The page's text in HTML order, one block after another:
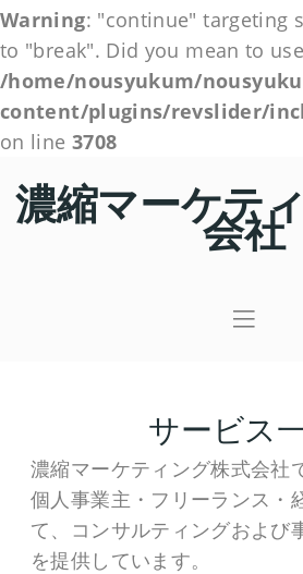
Warning: "continue" targeting
to "break". Did you mean to
/home/nousyukum/
content/plugins/revslider/
on line 3708
濃縮マーケテ
会社
サービス
濃縮マーケティング株式会社
個人事業主・フリーランス・
て、コンサルティングおよび
を提供しています。